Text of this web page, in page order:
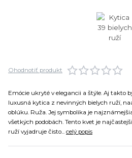
Ohodnotiť produkt
Emócie ukryté v elegancii a štýle. Aj takto
luxusná kytica z nevinných bielych ruží,
oblúku. Ruža. Jej symbolika je
všetkých podobách. Tento kvet je
ruží vyjadruje čisto... celý popis